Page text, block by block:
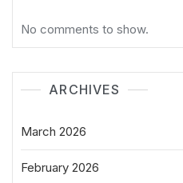
No comments to show.
ARCHIVES
March 2026
February 2026